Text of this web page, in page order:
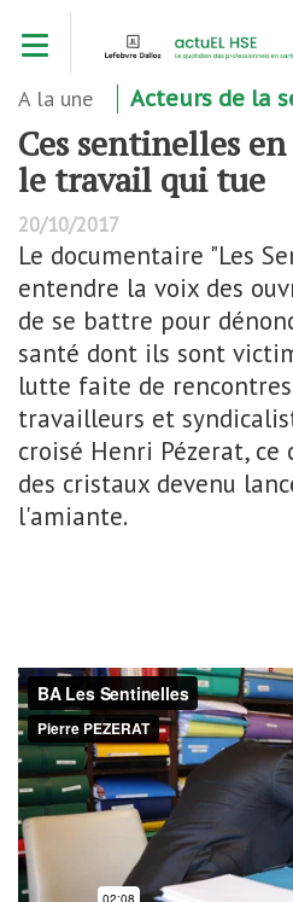
contenu
A la une Acteurs de la
Ces sentinelles
le travail qui tue
20/10/2017
Le documentaire "Les
entendre la voix des
de se battre pour
santé dont ils sont
lutte faite de
travailleurs et
croisé Henri Pézerat,
des cristaux devenu
l'amiante.